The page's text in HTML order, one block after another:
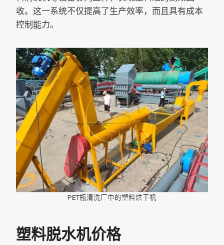
收。这一系统不仅提高了生产效率，而且具有成本
控制能力。
PET瓶清洗厂中的塑料烘干机
塑料脱水机价格